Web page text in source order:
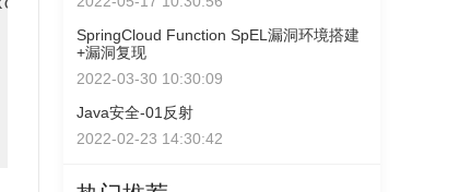
SpringCloud Function SpEL漏洞环境搭建
+漏洞复现
2022-03-30 10:30:09
Java安全-01反射
2022-02-23 14:30:42